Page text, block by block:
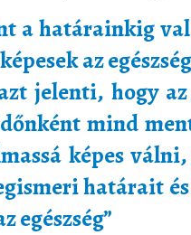
a határainkig
az
jelenti, hogy
mind
képes válni,
határait
egészség”